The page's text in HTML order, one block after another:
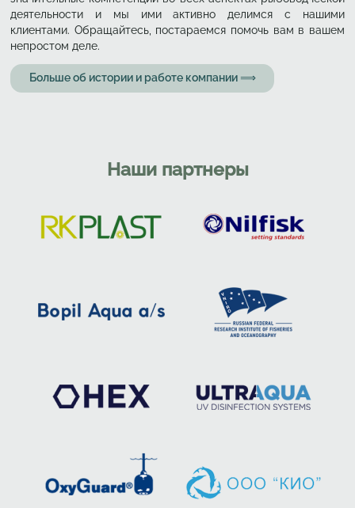
деятельности и мы ими активно делимся с нашими
клиентами. Обращайтесь, постараемся помочь вам в вашем
непростом деле.
Больше об истории и работе компании ⟹
Наши партнеры